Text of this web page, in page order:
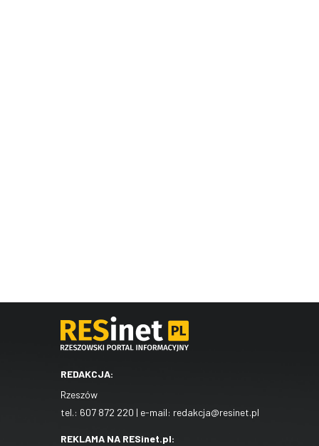
REDAKCJA:
Rzeszów
tel.: 607 872 220 | e-mail: redakcja@resinet.pl
REKLAMA NA RESinet.pl: